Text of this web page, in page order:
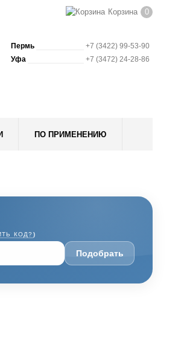
Корзина 0
Пермь
+7 (3422) 99-53-90
Уфа
+7 (3472) 24-28-86
ПО ПРИМЕНЕНИЮ
КОД? )
Подобрать